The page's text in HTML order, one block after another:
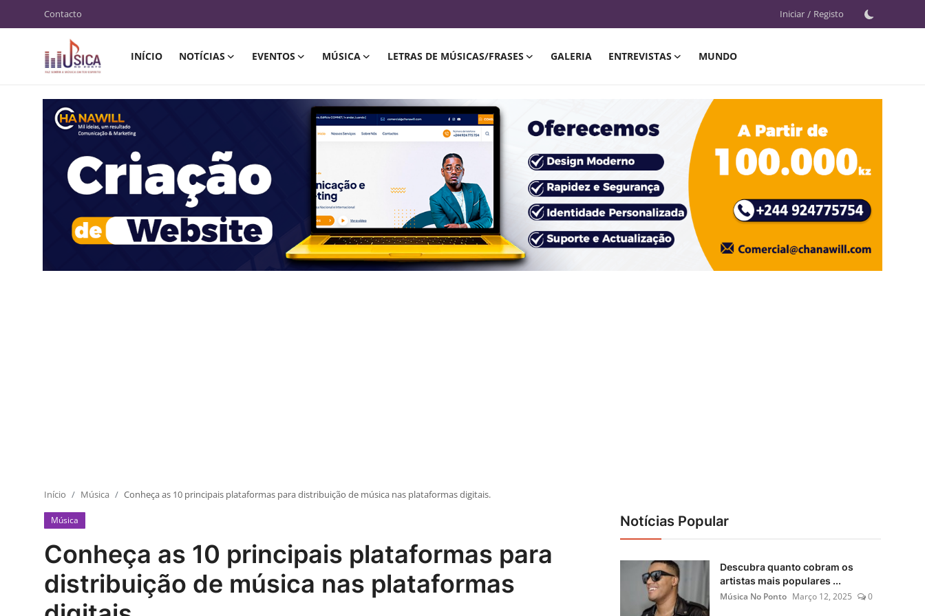
Contacto Iniciar / Registo
INÍCIO NOTÍCIAS EVENTOS MÚSICA LETRAS DE MÚSICAS/FRASES GALERIA ENTREVISTAS MUNDO
Início Música Conheça as 10 principais plataformas para distribuição de música nas plataformas digitais.
Música
Conheça as 10 principais plataformas para
distribuição de música nas plataformas
Notícias Popular
Descubra quanto cobram os
artistas mais populares ...
Música No Ponto Março 12, 2025 0